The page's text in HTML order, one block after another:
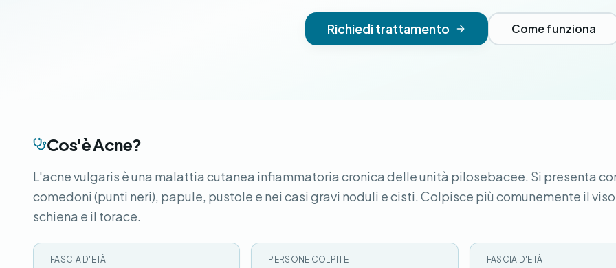
Richiedi trattamento Come funziona
Cos'è Acne?
L'acne vulgaris è una malattia cutanea infiammatoria cronica delle unità pilosebacee. Si presenta
comedoni (punti neri), papule, pustole e nei casi gravi noduli e cisti. Colpisce più comunemente il
schiena e il torace.
FASCIA D'ETÀ PERSONE COLPITE FASCIA D'ETÀ